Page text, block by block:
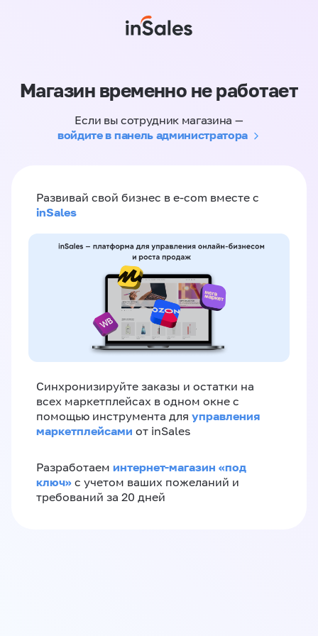
Магазин временно не работает
Если вы сотрудник магазина —
войдите в панель администратора
Развивай свой бизнес в e-com вместе с
inSales
Синхронизируйте заказы и остатки на
всех маркетплейсах в одном окне с
помощью инструмента для управления
маркетплейсами от inSales
Разработаем интернет-магазин «‎под
ключ»‎ с учетом ваших пожеланий и
требований за 20 дней